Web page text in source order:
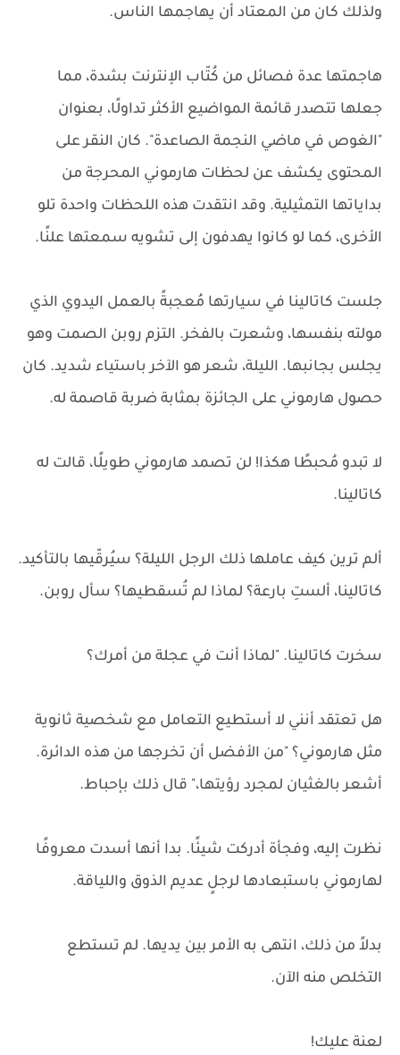
ولذلك كان من المعتاد أن يهاجمها الناس.
هاجمتها عدة فصائل من كُتّاب الإنترنت بشدة، مما
جعلها تتصدر قائمة المواضيع الأكثر تداولًا، بعنوان
"الغوص في ماضي النجمة الصاعدة". كان النقر على
المحتوى يكشف عن لحظات هارموني المحرجة من
بداياتها التمثيلية. وقد انتقدت هذه اللحظات واحدة تلو
الأخرى، كما لو كانوا يهدفون إلى تشويه سمعتها علنًا.
جلست كاتالينا في سيارتها مُعجبةً بالعمل اليدوي الذي
مولته بنفسها، وشعرت بالفخر. التزم روبن الصمت وهو
يجلس بجانبها. الليلة، شعر هو الآخر باستياء شديد. كان
حصول هارموني على الجائزة بمثابة ضربة قاصمة له.
لا تبدو مُحبطًا هكذا! لن تصمد هارموني طويلًا، قالت له
كاتالينا.
ألم ترين كيف عاملها ذلك الرجل الليلة؟ سيُرقّيها بالتأكيد.
كاتالينا، ألستِ بارعة؟ لماذا لم تُسقطيها؟ سأل روبن.
سخرت كاتالينا. "لماذا أنت في عجلة من أمرك؟
هل تعتقد أنني لا أستطيع التعامل مع شخصية ثانوية
مثل هارموني؟ "من الأفضل أن تخرجها من هذه الدائرة.
أشعر بالغثيان لمجرد رؤيتها،" قال ذلك بإحباط.
نظرت إليه، وفجأة أدركت شيئًا. بدا أنها أسدت معروفًا
لهارموني باستبعادها لرجلٍ عديم الذوق واللياقة.
بدلاً من ذلك، انتهى به الأمر بين يديها. لم تستطع
التخلص منه الآن.
لعنة عليك!